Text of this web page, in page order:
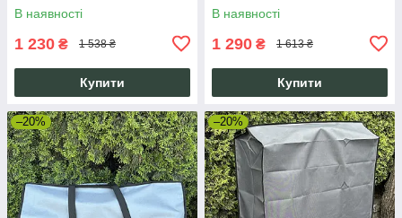
В наявності
1 230 ₴ 1 538 ₴
Купити
В наявності
1 290 ₴ 1 613 ₴
Купити
–20% –20%